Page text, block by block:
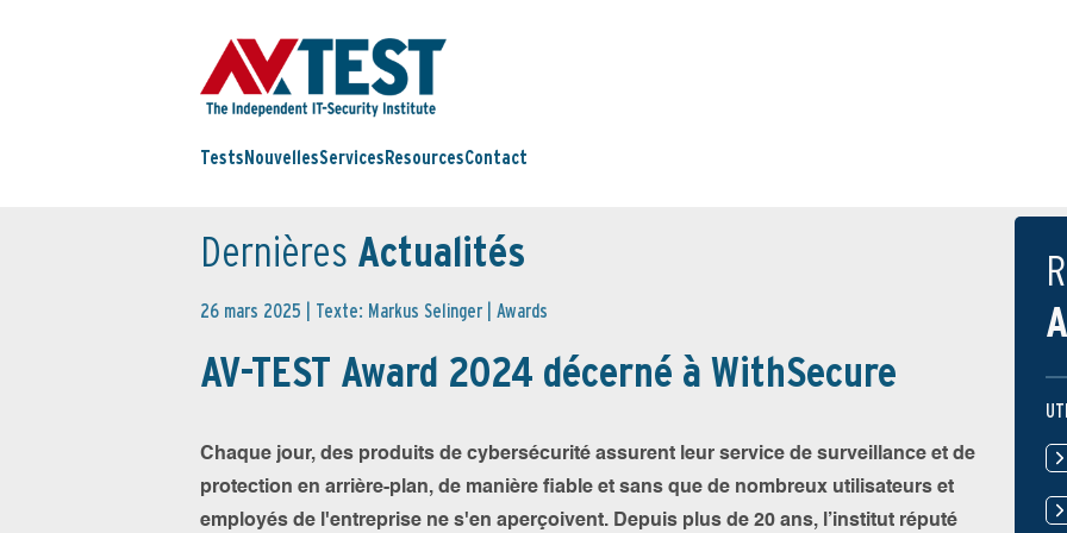
Tests NouvellesServices ResourcesContact
Dernières Actualités
26 mars 2025 | Texte: Markus Selinger | Awards
AV-TEST Award 2024 décerné à WithSecure
Chaque jour, des produits de cybersécurité assurent leur service de surveillance et de
protection en arrière-plan, de manière fiable et sans que de nombreux utilisateurs et
employés de l'entreprise ne s'en aperçoivent. Depuis plus de 20 ans, l’institut réputé